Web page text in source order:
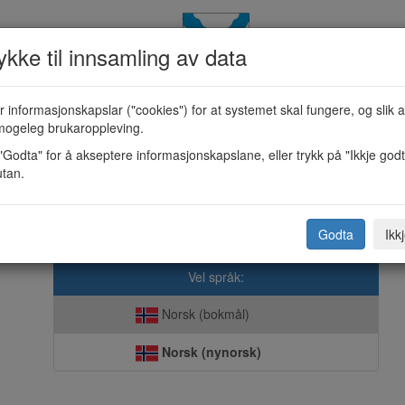
behov for individuell
ut om barnets behov må vere klart, og leggast ved i slutten av
Vel språk:
Norsk (bokmål)
Norsk (nynorsk)
til innsamling av data
informasjonskapslar ("cookies") for at systemet skal fungere, og slik
brukaroppleving.
for å akseptere informasjonskapslane, eller trykk på "Ikkje
Godta